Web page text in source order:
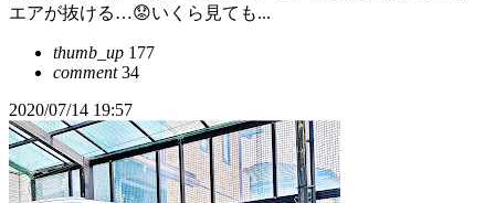
エアが抜ける…😟いくら見ても...
thumb_up 177
comment34
2020/07/14 19:57